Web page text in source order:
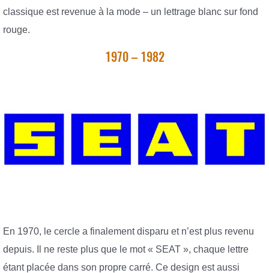
classique est revenue à la mode – un lettrage blanc sur fond
rouge.
1970 – 1982
En 1970, le cercle a finalement disparu et n’est plus revenu
depuis. Il ne reste plus que le mot « SEAT », chaque lettre
étant placée dans son propre carré. Ce design est aussi